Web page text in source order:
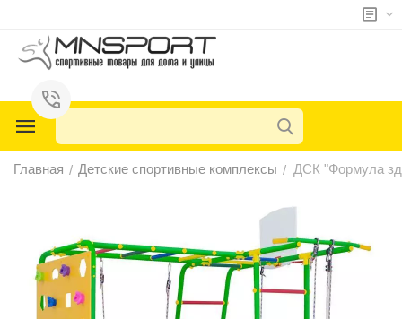
Главная / Детские спортивные комплексы / ДСК "Формула